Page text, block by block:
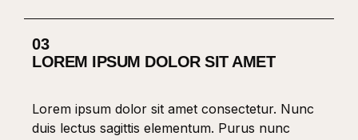
03
LOREM IPSUM DOLOR SIT AMET
Lorem ipsum dolor sit amet consectetur. Nunc
duis lectus sagittis elementum. Purus nunc